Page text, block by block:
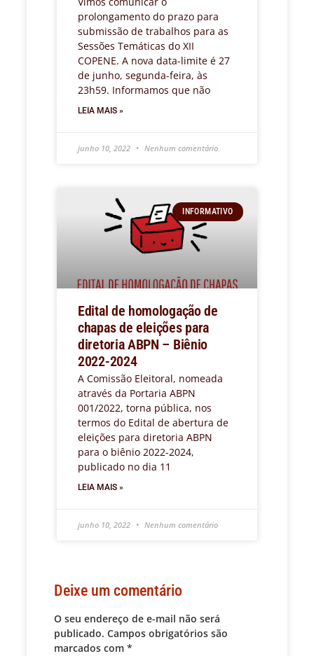
prolongamento do prazo para
submissão de trabalhos para as
Sessões Temáticas do XII
COPENE. A nova data-limite é 27
de junho, segunda-feira, às
23h59. Informamos que não
LEIA MAIS »
junho 10, 2022 Nenhum comentário
INFORMATIVO
Edital de homologação de
chapas de eleições para
diretoria ABPN – Biênio
2022-2024
A Comissão Eleitoral, nomeada
através da Portaria ABPN
001/2022, torna pública, nos
termos do Edital de abertura de
eleições para diretoria ABPN
para o biênio 2022-2024,
publicado no dia 11
LEIA MAIS »
junho 10, 2022 Nenhum comentário
Deixe um comentário
O seu endereço de e-mail não será
publicado. Campos obrigatórios são
marcados com *